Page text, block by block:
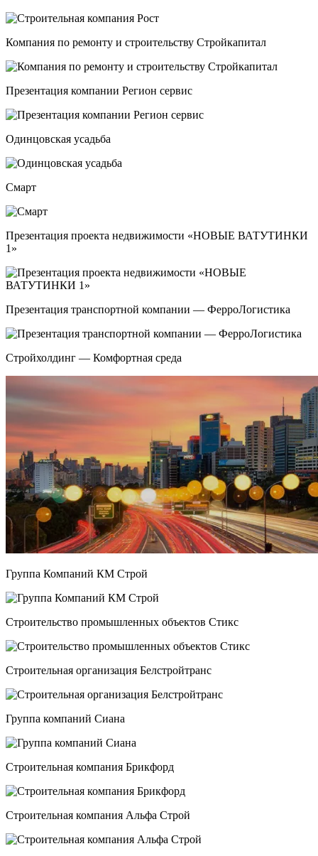
Компания по ремонту и строительству Стройкапитал
Презентация компании Регион сервис
Одинцовская усадьба
Смарт
Презентация проекта недвижимости «НОВЫЕ ВАТУТИНКИ
1»
Презентация транспортной компании — ФерроЛогистика
Стройхолдинг — Комфортная среда
Группа Компаний КМ Строй
Строительство промышленных объектов Стикс
Строительная организация Белстройтранс
Группа компаний Сиана
Строительная компания Брикфорд
Строительная компания Альфа Строй